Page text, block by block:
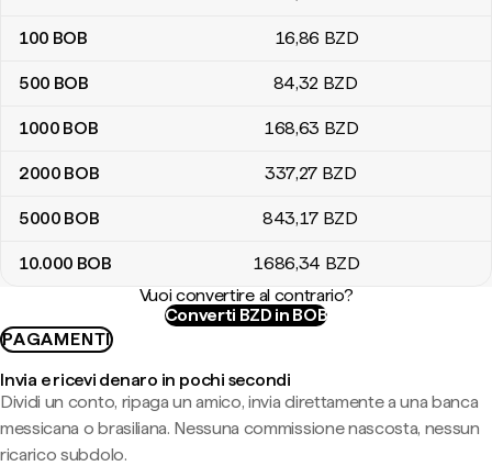
100 BOB 16,86 BZD
500 BOB 84,32 BZD
1000 BOB 168,63 BZD
2000 BOB 337,27 BZD
5000 BOB 843,17 BZD
10.000 BOB 1686,34 BZD
Vuoi convertire al contrario?
Converti BZD in BOB
PAGAMENTI
Invia e ricevi denaro in pochi secondi
Dividi un conto, ripaga un amico, invia direttamente a una banca
messicana o brasiliana. Nessuna commissione nascosta, nessun
ricarico subdolo.